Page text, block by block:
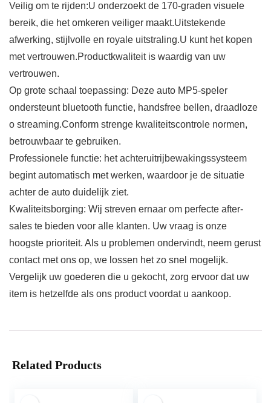
Veilig om te rijden:U onderzoekt de 170-graden visuele
bereik, die het omkeren veiliger maakt.Uitstekende
afwerking, stijlvolle en royale uitstraling.U kunt het kopen
met vertrouwen.Productkwaliteit is waardig van uw
vertrouwen.
Op grote schaal toepassing: Deze auto MP5-speler
ondersteunt bluetooth functie, handsfree bellen, draadloze
o streaming.Conform strenge kwaliteitscontrole normen,
betrouwbaar te gebruiken.
Professionele functie: het achteruitrijbewakingssysteem
begint automatisch met werken, waardoor je de situatie
achter de auto duidelijk ziet.
Kwaliteitsborging: Wij streven ernaar om perfecte after-
sales te bieden voor alle klanten. Uw vraag is onze
hoogste prioriteit. Als u problemen ondervindt, neem gerust
contact met ons op, we lossen het zo snel mogelijk.
Vergelijk uw goederen die u gekocht, zorg ervoor dat uw
item is hetzelfde als ons product voordat u aankoop.
Related Products